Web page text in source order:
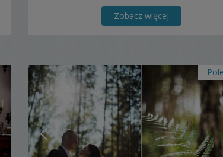
Zobacz więcej